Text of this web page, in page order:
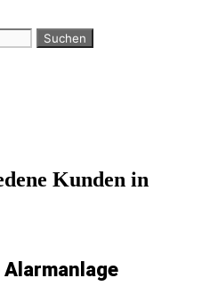
Kunden in